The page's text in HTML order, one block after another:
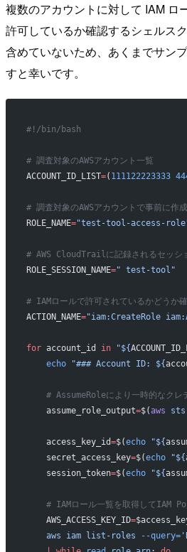
複数のアカウントに対して IAM ロ
許可しているか確認するシェルス
含めていないため、あくまでサン
すと幸いです。
#!/bin/bash
# 調査対象のAWSアカウント一覧
ACCOUNT_ID_LIST=( 111122223333
# 調査対象のAWSアカウントで事前に作
ROLE_NAME="test-tool-access-
# AWS CloudTrailに記録されるセッシ
ROLE_SESSION_NAME=" test-tool"
# IAMロールで許可されているかどうか
ACTION_NAME="iam:CreateRole
for account_id in "${
    echo
"### Account ID: ${
# AssumeRoleにより一時的なクレ
    assume_role_output
=$(aws sts
    access_key_id
=$(echo "${
    secret_access_key
=$(echo "${
    session_token
=$(echo "${
# IAMロール一覧を取得してIAM
    AWS_ACCESS_KEY_ID
=
    aws
iam list-roles --query=